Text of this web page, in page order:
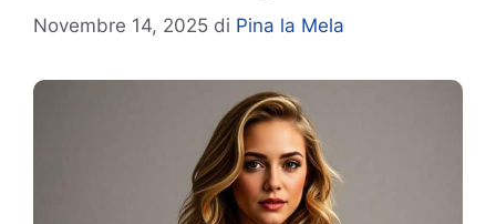
Novembre 14, 2025 di Pina la Mela